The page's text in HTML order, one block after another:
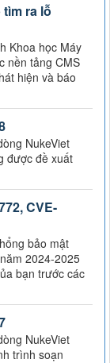
ra lỗ
Khoa học Máy
nền tảng CMS
hiện và báo
NukeViet
được đề xuất
CVE-
bảo mật
2024-2025
bạn trước các
NukeViet
trình soạn